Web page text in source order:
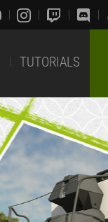
TUTORIALS